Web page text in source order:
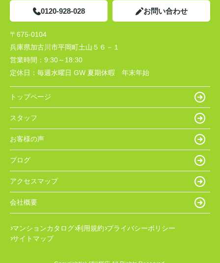
0120-928-028 お問い合わせ
〒675-0104
兵庫県加古川市平岡町土山５６－１
営業時間： 9:30～18:30
定休日： 毎週水曜日 GW 夏期休暇 年末年始
トップページ
スタッフ
お客様の声
ブログ
アクセスマップ
会社概要
マンションカタログ 利用規約 プライバシーポリシー
サイトマップ